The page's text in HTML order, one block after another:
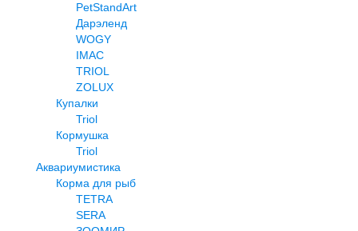
PetStandArt
Дарэленд
WOGY
IMAC
TRIOL
ZOLUX
Купалки
Triol
Кормушка
Triol
Аквариумистика
Корма для рыб
TETRA
SERA